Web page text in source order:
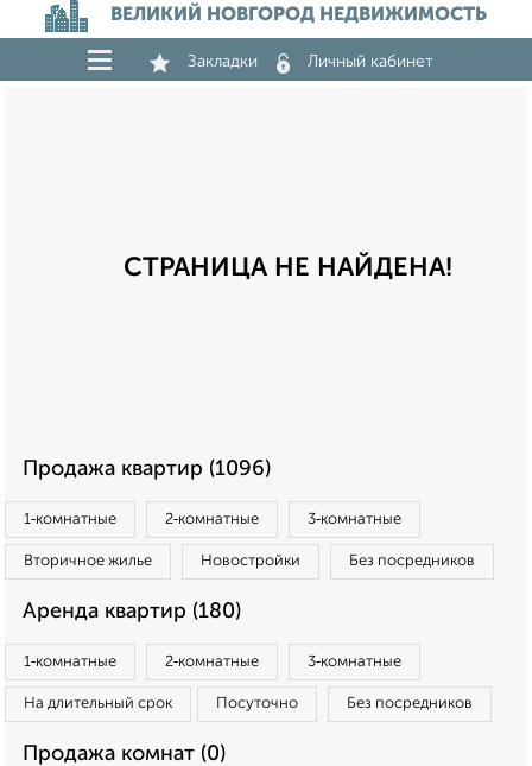
ВЕЛИКИЙ НОВГОРОД НЕДВИЖИМОСТЬ
Закладки Личный кабинет
СТРАНИЦА НЕ НАЙДЕНА!
Продажа квартир (1096)
1‑комнатные 2‑комнатные 3‑комнатные
Вторичное жилье Новостройки Без посредников
Аренда квартир (180)
1‑комнатные 2‑комнатные 3‑комнатные
На длительный срок Посуточно Без посредников
Продажа комнат (0)